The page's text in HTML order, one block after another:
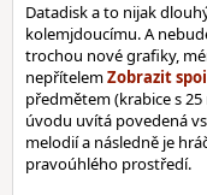
Datadisk a to nijak
kolemjdoucímu. A
trochou nové grafiky,
nepřítelem
předmětem (krabice s
úvodu uvítá povedená
melodií a následně je
pravoúhlého prostředí.